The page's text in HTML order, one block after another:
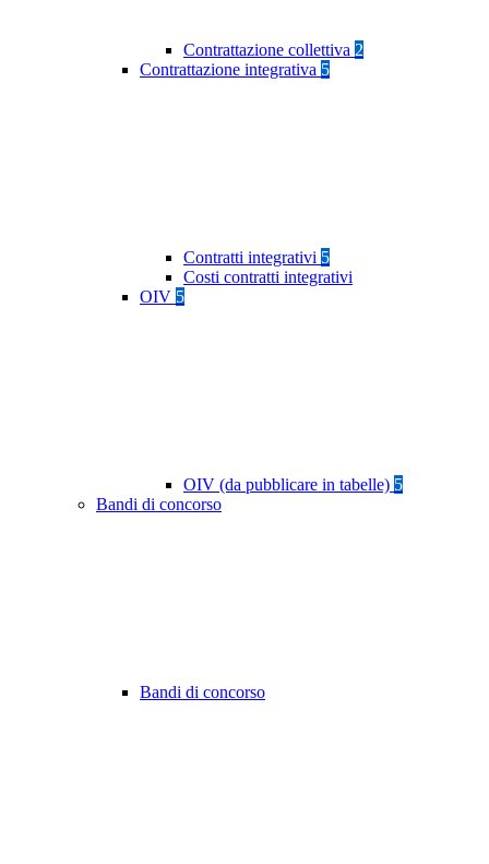
Contrattazione collettiva 2
Contrattazione integrativa 5
Contratti integrativi 5
Costi contratti integrativi
OIV 5
OIV (da pubblicare in tabelle) 5
Bandi di concorso
Bandi di concorso